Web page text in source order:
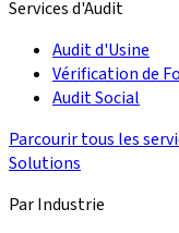
Services d'Audit
Audit d'Usine
Vérification de
Audit Social
Parcourir tous les
Solutions
Par Industrie